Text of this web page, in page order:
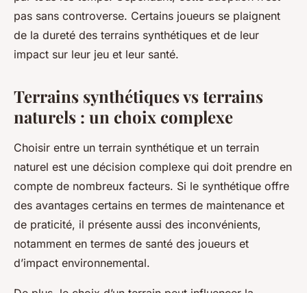
pas sans controverse. Certains joueurs se plaignent
de la dureté des terrains synthétiques et de leur
impact sur leur jeu et leur santé.
Terrains synthétiques vs terrains
naturels : un choix complexe
Choisir entre un terrain synthétique et un terrain
naturel est une décision complexe qui doit prendre en
compte de nombreux facteurs. Si le synthétique offre
des avantages certains en termes de maintenance et
de praticité, il présente aussi des inconvénients,
notamment en termes de santé des joueurs et
d’impact environnemental.